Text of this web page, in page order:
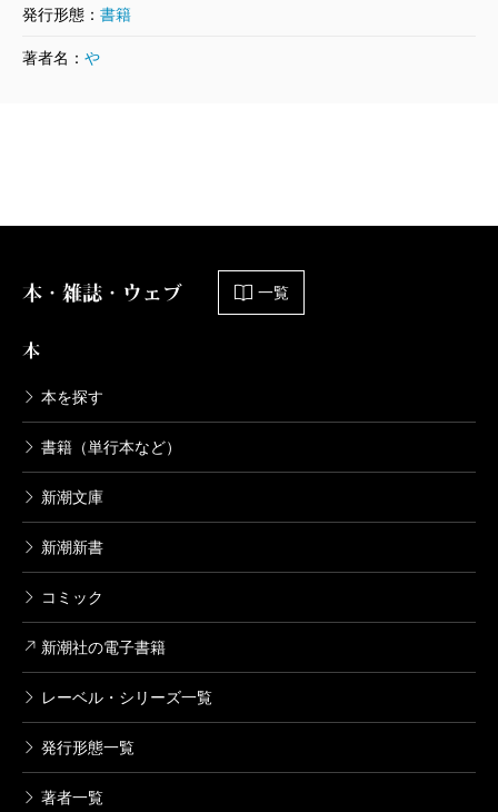
あの、なんとも無機質で、しかも長文の、一般人に
読まれることを拒否しているかのような法律の文。そ
ないか、なぜあんな冷たい感じがするのかを、たとえ
と具象のあいだで文章を整えて」とか、「非人称の
て詩的に説いてくれるので、「法律」の章を読み終わ
ったあとでは、あの無味乾燥で長ったらしい法律文が
好きになっているのだ。
また、重箱の隅をつついて人の揚げ足を取るような
「批評」も嫌いである。しかも、批評家はだいたいが
る。本書では「批評」の文として『新約聖書』のヨハ
ネ伝の冒頭の三文に対するルターとエックハルトの読
みを紹介し、批評とは、批評家の「読み方」を示すこ
とだという。それは「知的に裸になってみせるような
ものであ」り、「書き手にとってなかなかおっかない
営みなのではないか」という。書かれた批評のことば
発行形態： 書籍
著者名： や
本・雑誌・ウェブ 一覧
本
本を探す
書籍（単行本など）
新潮文庫
新潮新書
コミック
新潮社の電子書籍
レーベル・シリーズ一覧
発行形態一覧
著者一覧